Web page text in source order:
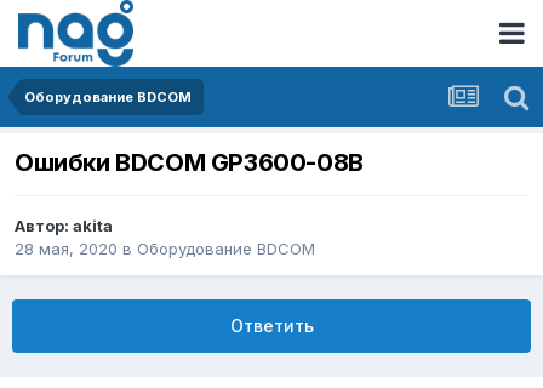
Оборудование BDCOM
Ошибки BDCOM GP3600-08B
Автор: akita
28 мая, 2020 в Оборудование BDCOM
Ответить